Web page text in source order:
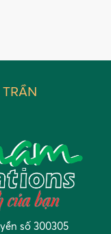
số 300305